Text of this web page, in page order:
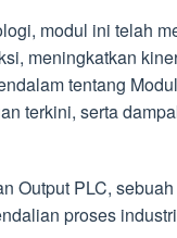
modul ini telah
meningkatkan
tentang
terkini, serta
Output PLC,
proses